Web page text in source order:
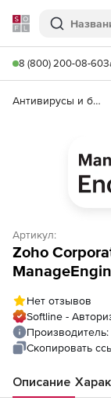
Softline
Поиск
8 (800) 200-08-60
Антивирусы и безопасность
Артикул:
Zoho
Application
Workstations
Нет отзывов
Softline -
Производитель:
Скопировать
Описание